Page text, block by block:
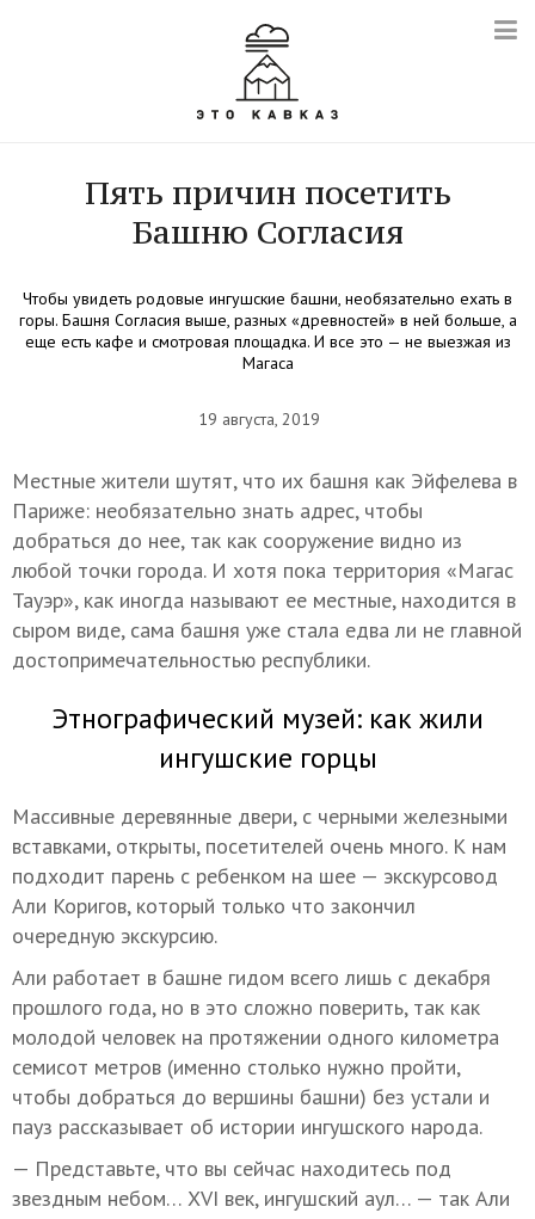
Пять причин посетить
Башню Согласия
Чтобы увидеть родовые ингушские башни, необязательно ехать в
горы. Башня Согласия выше, разных «древностей» в ней больше, а
еще есть кафе и смотровая площадка. И все это — не выезжая из
Магаса
19 августа, 2019
Местные жители шутят, что их башня как Эйфелева в
Париже: необязательно знать адрес, чтобы
добраться до нее, так как сооружение видно из
любой точки города. И хотя пока территория «Магас
Тауэр», как иногда называют ее местные, находится в
сыром виде, сама башня уже стала едва ли не главной
достопримечательностью республики.
Этнографический музей: как жили
ингушские горцы
Массивные деревянные двери, с черными железными
вставками, открыты, посетителей очень много. К нам
подходит парень с ребенком на шее — экскурсовод
Али Коригов, который только что закончил
очередную экскурсию.
Али работает в башне гидом всего лишь с декабря
прошлого года, но в это сложно поверить, так как
молодой человек на протяжении одного километра
семисот метров (именно столько нужно пройти,
чтобы добраться до вершины башни) без устали и
пауз рассказывает об истории ингушского народа.
— Представьте, что вы сейчас находитесь под
звездным небом… XVI век, ингушский аул… — так Али